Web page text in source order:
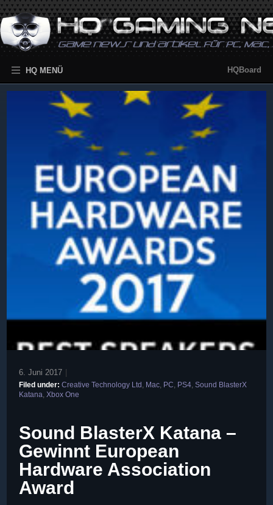
HQ MENÜ HQBoard
6. Juni 2017
Filed under: Creative Technology Ltd , Mac, PC, PS4, Sound BlasterX
Katana, Xbox One
Sound BlasterX Katana –
Gewinnt European
Hardware Association
Award